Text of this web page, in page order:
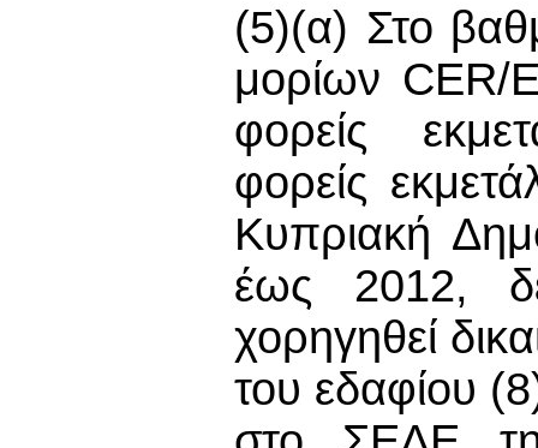
(5)(α) Στο
μορίων CER/
φορείς
φορείς
Κυπριακή
έως 2012,
χορηγηθεί
του εδαφίου